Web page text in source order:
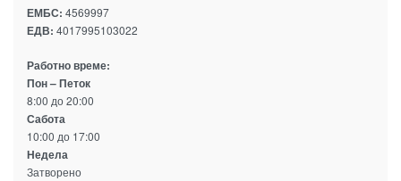
ЕМБС: 4569997
ЕДВ: 4017995103022
Работно време:
Пон – Петок
8:00 до 20:00
Сабота
10:00 до 17:00
Недела
Затворено